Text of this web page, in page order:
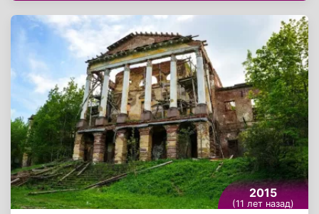
Главные подозреваемые в совершении
террористического акта братья Саид и
Шериф Куаши через два дня после теракта
были уничтожены силовиками в ходе
спецоперации.
2015
(11 лет назад)